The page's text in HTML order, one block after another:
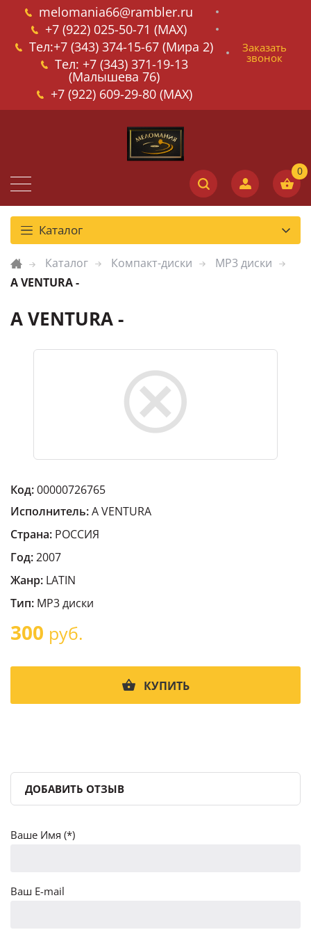
melomania66@rambler.ru
+7 (922) 025-50-71 (MAX)
Тел:+7 (343) 374-15-67 (Мира 2)
Тел: +7 (343) 371-19-13
(Малышева 76)
+7 (922) 609-29-80 (MAX)
Заказать
звонок
Каталог
Каталог Компакт-диски
MP3 диски
A VENTURA -
A VENTURA -
Код:00000726765
Исполнитель:A VENTURA
Страна: РОССИЯ
Год:2007
Жанр: LATIN
Тип: MP3 диски
300 руб.
КУПИТЬ
ДОБАВИТЬ ОТЗЫВ
Ваше Имя (*)
Ваш E-mail